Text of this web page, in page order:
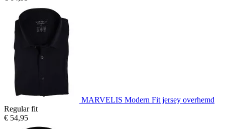
MARVELIS Modern Fit jersey overhemd
Regular fit
€ 54,95